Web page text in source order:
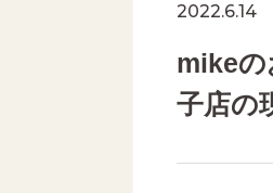
2022.6.14
mikeの
子店の